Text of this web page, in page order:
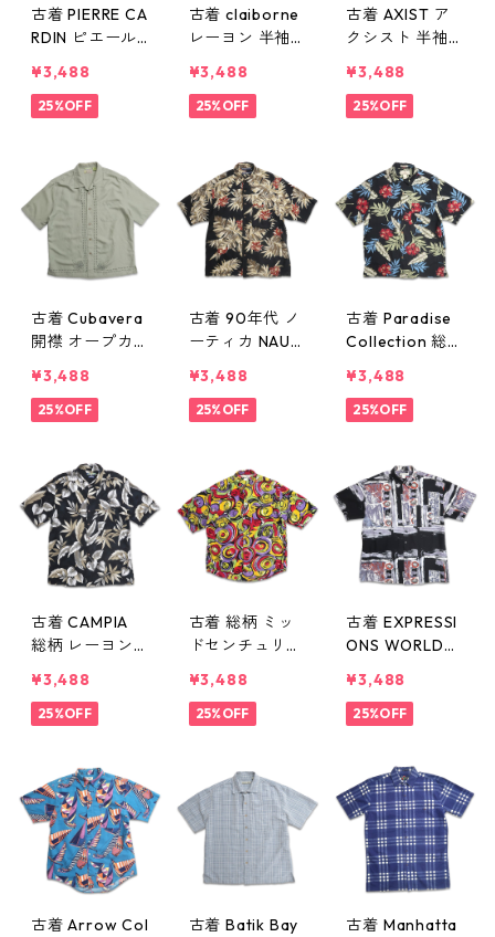
古着 PIERRE CA
RDIN ピエール
半袖シャツ ボ
ックスシャツ
¥3,488
25%OFF
古着 claiborne
レーヨン 半袖
スシャツ チェ
ック 表記：L
¥3,488
25%OFF
古着 AXIST ア
クシスト 半袖
スシャツ チェ
ック ブルー系
¥3,488
25%OFF
古着 Cubavera
開襟 オープカ
半袖シャツ ボ
ックスシャツ
gd410270n
w60726
¥3,488
25%OFF
古着 90年代 ノ
ーティカ NAUTI
ン アロハシャ
ツ ハワイアン
gd410262n w6
0725
¥3,488
25%OFF
古着 Paradise
Collection 総柄
シャツ ハワイ
アンシャツ 半
261n w60725
¥3,488
25%OFF
古着 CAMPIA
総柄 レーヨン
ハワイアンシャ
ツ 半袖シャツ
5
¥3,488
25%OFF
古着 総柄 ミッ
ドセンチュリー
半袖シャツ 表
記：-- gd410
¥3,488
25%OFF
古着 EXPRESSI
ONS WORLD
シャツ ボック
スシャツ 表
¥3,488
25%OFF
古着 Arrow Col
古着 Batik Bay
古着 Manhatta